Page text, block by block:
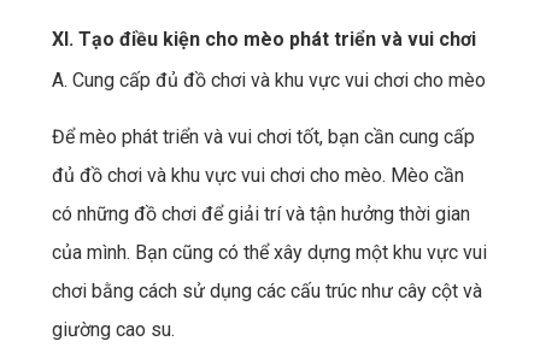
XI. Tạo điều kiện cho mèo phát triển và vui chơi
A. Cung cấp đủ đồ chơi và khu vực vui chơi cho mèo
Để mèo phát triển và vui chơi tốt, bạn cần cung cấp
đủ đồ chơi và khu vực vui chơi cho mèo. Mèo cần
có những đồ chơi để giải trí và tận hưởng thời gian
của mình. Bạn cũng có thể xây dựng một khu vực vui
chơi bằng cách sử dụng các cấu trúc như cây cột và
giường cao su.